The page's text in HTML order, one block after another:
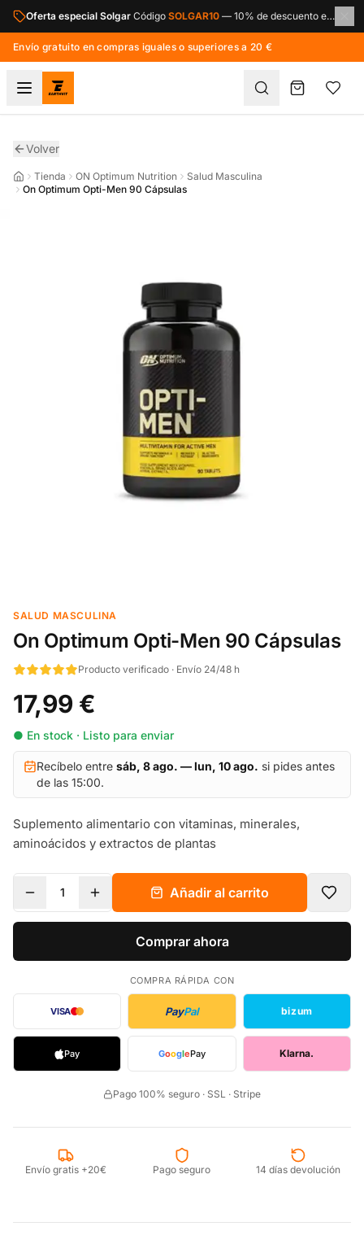
Saltar al contenido principal
Oferta especial Solgar Código SOLGAR10 — 10% de descuento en toda la marca Solgar.
Envío gratuito en compras iguales o superiores a 20 €
Volver
Tienda ON Optimum Nutrition
Salud Masculina
On Optimum Opti-Men 90 Cápsulas
SALUD MASCULINA
On Optimum Opti-Men 90 Cápsulas
Producto verificado · Envío 24/48 h
17,99 €
● En stock · Listo para enviar
Recíbelo entre sáb, 8 ago. — lun, 10 ago. si pides antes
de las 15:00.
Suplemento alimentario con vitaminas, minerales,
aminoácidos y extractos de plantas
1 Añadir al carrito
Comprar ahora
COMPRA RÁPIDA CON
VISA PayPal bizum
Pay GooglePay Klarna.
Pago 100% seguro · SSL · Stripe
Envío gratis +20€ Pago seguro 14 días devolución